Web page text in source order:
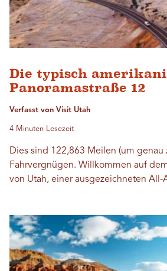
Die typisch
Panoramastraße 12
Verfasst von Visit Utah
4 Minuten Lesezeit
Dies sind 122,863 Meilen (um genau
Fahrvergnügen. Willkommen auf
von Utah, einer ausgezeichneten All-